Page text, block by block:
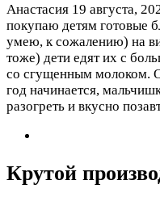
Анастасия 19 августа,
покупаю детям готовые
умею, к сожалению) на
тоже) дети едят их с
со сгущенным молоком.
год начинается,
разогреть и вкусно
Крутой